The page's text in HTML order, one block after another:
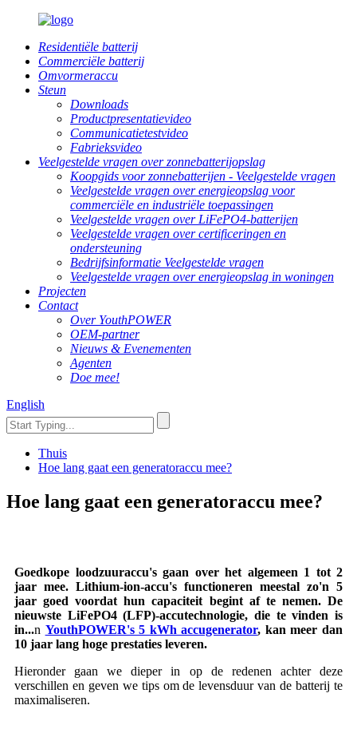
Residentiële batterij
Commerciële batterij
Omvormeraccu
Steun
Downloads
Productpresentatievideo
Communicatietestvideo
Fabrieksvideo
Veelgestelde vragen over zonnebatterijopslag
Koopgids voor zonnebatterijen - Veelgestelde vragen
Veelgestelde vragen over energieopslag voor
commerciële en industriële toepassingen
Veelgestelde vragen over LiFePO4-batterijen
Veelgestelde vragen over certificeringen en
ondersteuning
Bedrijfsinformatie Veelgestelde vragen
Veelgestelde vragen over energieopslag in woningen
Projecten
Contact
Over YouthPOWER
OEM-partner
Nieuws & Evenementen
Agenten
Doe mee!
English
Thuis
Hoe lang gaat een generatoraccu mee?
Hoe lang gaat een generatoraccu mee?
Goedkope loodzuuraccu's gaan over het algemeen 1 tot 2
jaar mee. Lithium-ion-accu's functioneren meestal zo'n 5
jaar goed voordat hun capaciteit begint af te nemen. De
nieuwste LiFePO4 (LFP)-accutechnologie, die te vinden is
in...n YouthPOWER's 5 kWh accugenerator, kan meer dan
10 jaar lang hoge prestaties leveren.
Hieronder gaan we dieper in op de redenen achter deze
verschillen en geven we tips om de levensduur van de batterij te
maximaliseren.